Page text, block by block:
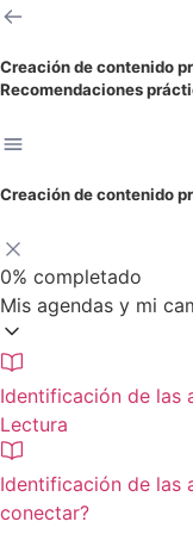
Creación de contenido
Recomendaciones
Creación de contenido
0% completado
Mis agendas y mi
Identificación de las
Lectura
Identificación de las
conectar?